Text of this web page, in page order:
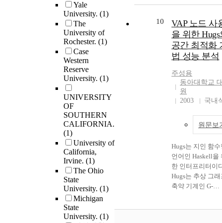
Yale
University. (1)
The
University of
Rochester. (1)
Case
Western
Reserve
University. (1)
UNIVERSITY
OF
SOUTHERN
CALIFORNIA.
(1)
University of
California,
Irvine. (1)
The Ohio
State
University. (1)
Michigan
State
University. (1)
possibility of
disconnection. In
thesis, we propose
reliable and
intermediate node
improve the
problem. The first
an intermediate
based on mobility
prediction and
mobility state. The
key component of
algorithm is
the intermediate
by predicting the
position of nodes
10
VAP 노드 사
을 위한 Hugs
공간 최적화
법 성능 분석
주성용
동아대학교
원
2003
국내
원문보
Hugs는 지인 함수
언어인 Haskell을
한 인터프리터이
Hugs는 추상 그래
축약 기계인 G-